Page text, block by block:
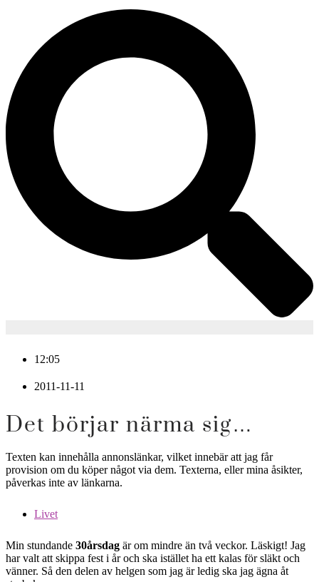
12:05
2011-11-11
Det börjar närma sig…
Texten kan innehålla annonslänkar, vilket innebär att jag får
provision om du köper något via dem. Texterna, eller mina åsikter,
påverkas inte av länkarna.
Livet
Min stundande 30årsdag är om mindre än två veckor. Läskigt! Jag
har valt att skippa fest i år och ska istället ha ett kalas för släkt och
vänner. Så den delen av helgen som jag är ledig ska jag ägna åt